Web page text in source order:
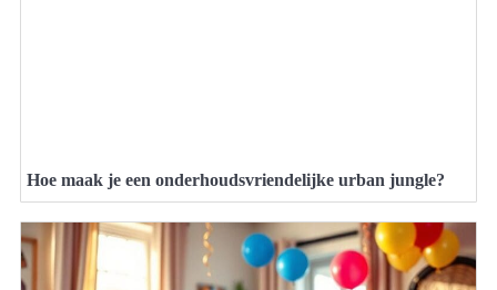
Hoe maak je een onderhoudsvriendelijke urban jungle?